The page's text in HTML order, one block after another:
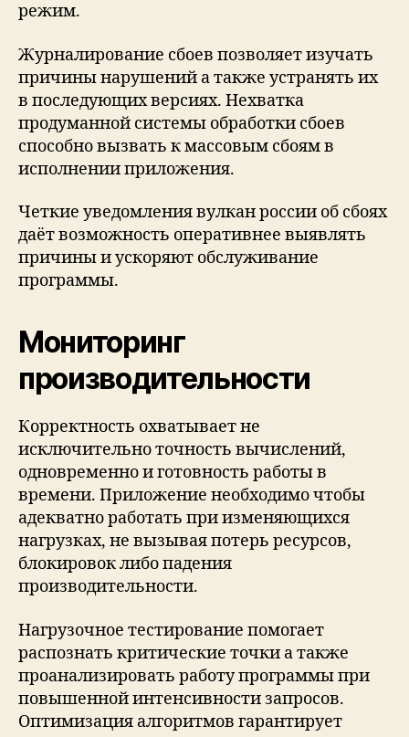
режим.
Журналирование сбоев позволяет изучать
причины нарушений а также устранять их
в последующих версиях. Нехватка
продуманной системы обработки сбоев
способно вызвать к массовым сбоям в
исполнении приложения.
Четкие уведомления вулкан россии об сбоях
даёт возможность оперативнее выявлять
причины и ускоряют обслуживание
программы.
Мониторинг
производительности
Корректность охватывает не
исключительно точность вычислений,
одновременно и готовность работы в
времени. Приложение необходимо чтобы
адекватно работать при изменяющихся
нагрузках, не вызывая потерь ресурсов,
блокировок либо падения
производительности.
Нагрузочное тестирование помогает
распознать критические точки а также
проанализировать работу программы при
повышенной интенсивности запросов.
Оптимизация алгоритмов гарантирует